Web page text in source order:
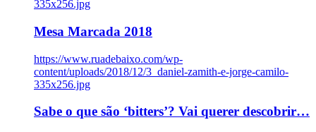
335x256.jpg
Mesa Marcada 2018
https://www.ruadebaixo.com/wp-
content/uploads/2018/12/3_daniel-zamith-e-jorge-camilo-
335x256.jpg
Sabe o que são ‘bitters’? Vai querer descobrir…